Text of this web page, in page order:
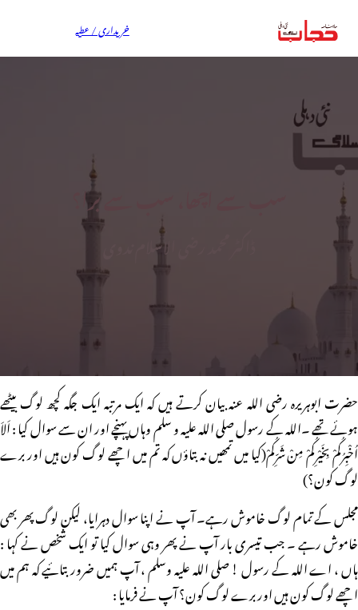
خریداری / عطیہ
سب سے اچھا، سب سے برا؟
ڈاکٹر محمد رضی الاسلام ندوی
حضرت ابوہریرہ رضی اللہ عنہ بیان کرتے ہیں کہ ایک مرتبہ ایک جگہ کچھ لوگ بیٹھے
ہوئے تھے ۔اللہ کے رسول صلی اللہ علیہ و سلم وہاں پہنچے اور ان سے سوال کیا : اَلاَ
اُخْبِرُکُمْ بِخَیْرِکُمْ مِنْ شَرِّکُمْ(کیا میں تمھیں نہ بتاؤں کہ تم میں اچھے لوگ کون ہیں اور برے
لوگ کون؟)
مجلس کے تمام لوگ خاموش رہے۔ آپ نے اپنا سوال دہرایا، لیکن لوگ پھر بھی
خاموش رہے ۔ جب تیسری بار آپ نے پھر وہی سوال کیا تو ایک شخص نے کہا :
ہاں ، اے اللہ کے رسول ! صلی اللہ علیہ وسلم ، آپ ہمیں ضرور بتائیے کہ ہم میں
اچھے لوگ کون ہیں اور برے لوگ کون؟ آپ نے فرمایا :